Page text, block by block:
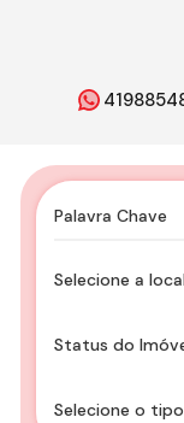
Selecione a
Status do
Selecione o tipo